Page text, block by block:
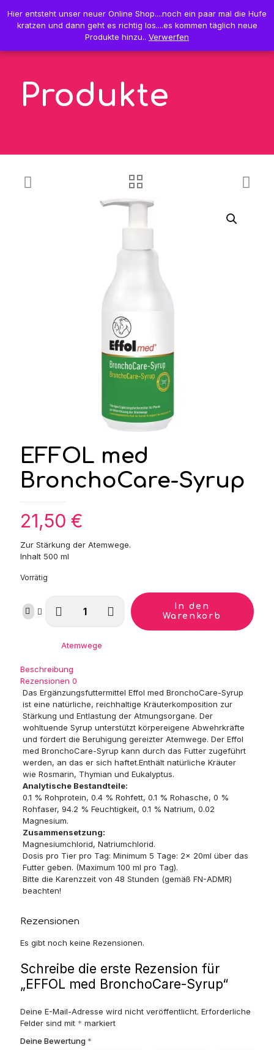
0 0,00 €
Produkte
EFFOL med
BronchoCare-Syrup
21,50 €
Zur Stärkung der Atemwege.
Inhalt 500 ml
Vorrätig
Menge
In den
Warenkorb
Atemwege
Beschreibung
Rezensionen 0
Das Ergänzungsfuttermittel Effol med BronchoCare-Syrup
ist eine natürliche, reichhaltige Kräuterkomposition zur
Stärkung und Entlastung der Atmungsorgane. Der
wohltuende Syrup unterstützt körpereigene Abwehrkräfte
und fördert die Beruhigung gereizter Atemwege. Der Effol
med BronchoCare-Syrup kann durch das Futter zugeführt
werden, an das er sich haftet.Enthält natürliche Kräuter
wie Rosmarin, Thymian und Eukalyptus.
Analytische Bestandteile:
0.1 % Rohprotein, 0.4 % Rohfett, 0.1 % Rohasche, 0 %
Rohfaser, 94.2 % Feuchtigkeit, 0.1 % Natrium, 0.02
Magnesium.
Zusammensetzung:
Magnesiumchlorid, Natriumchlorid.
Dosis pro Tier pro Tag: Minimum 5 Tage: 2x 20ml über das
Futter geben. (Maximum 100 ml pro Tag).
Bitte die Karenzzeit von 48 Stunden (gemäß FN-ADMR)
beachten!
Rezensionen
Es gibt noch keine Rezensionen.
Schreibe die erste Rezension für
„EFFOL med BronchoCare-Syrup“
Deine E-Mail-Adresse wird nicht veröffentlicht. Erforderliche
Felder sind mit * markiert
Deine Bewertung *
Hier entsteht unser neuer Online Shop....noch ein paar mal die Hufe
kratzen und dann geht es richtig los....es kommen täglich neue
Produkte hinzu.. Verwerfen
Hier entsteht unser neuer Online Shop....noch ein paar mal die Hufe
kratzen und dann geht es richtig los....es kommen täglich neue
Produkte hinzu.. Verwerfen